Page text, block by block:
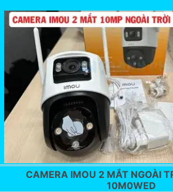
CAMERA IMOU 2 MẮT NGOÀI
10M0WED